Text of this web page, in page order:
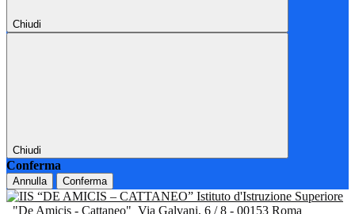
Chiudi
Chiudi
Conferma
Annulla Conferma
Istituto d'Istruzione Superiore
"De Amicis - Cattaneo" Via Galvani, 6 / 8 - 00153 Roma